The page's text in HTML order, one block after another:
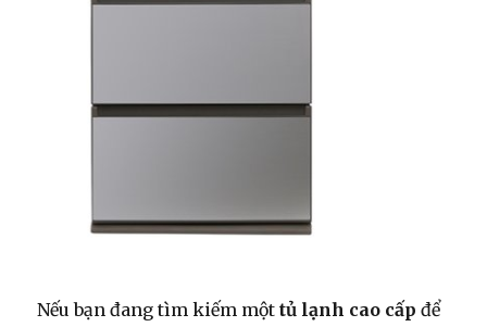
Nếu bạn đang tìm kiếm mộttủ lạnh cao cấp để